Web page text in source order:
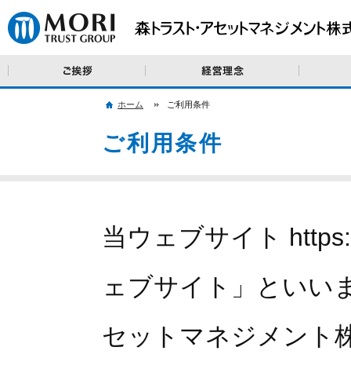
ホーム ご利用条件
ご利用条件
当ウェブサイト
ェブサイト」といい
セットマネジメント